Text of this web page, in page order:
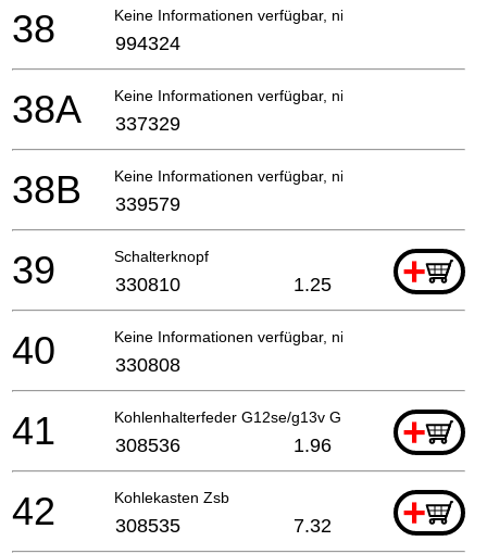
Keine Informationen verfügbar, nicht bestellbar
38 994324
Keine Informationen verfügbar, nicht bestellbar
38A 337329
Keine Informationen verfügbar, nicht bestellbar
38B 339579
Schalterknopf +
39 330810 1.25
Keine Informationen verfügbar, nicht bestellbar
40 330808
Kohlenhalterfeder G12se/g13v G13yd/g13sb2/g12sa2
+
41 308536 1.96
Kohlekasten Zsb +
42 308535 7.32